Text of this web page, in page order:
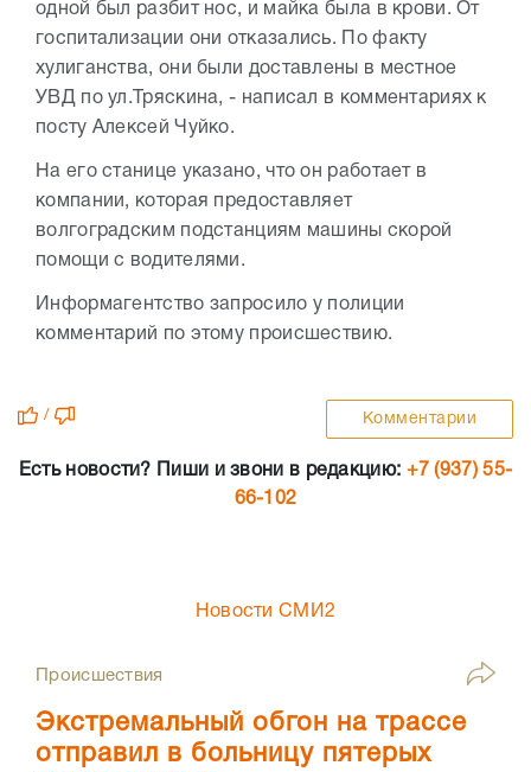
одной был разбит нос, и майка была в крови. От
госпитализации они отказались. По факту
хулиганства, они были доставлены в местное
УВД по ул.Тряскина, - написал в комментариях к
посту Алексей Чуйко.
На его станице указано, что он работает в
компании, которая предоставляет
волгоградским подстанциям машины скорой
помощи с водителями.
Информагентство запросило у полиции
комментарий по этому происшествию.
/ Комментарии
Есть новости? Пиши и звони в редакцию: +7 (937) 55-
66-102
Новости СМИ2
Происшествия
Экстремальный обгон на трассе
отправил в больницу пятерых